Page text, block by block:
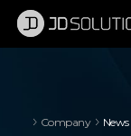
Company News